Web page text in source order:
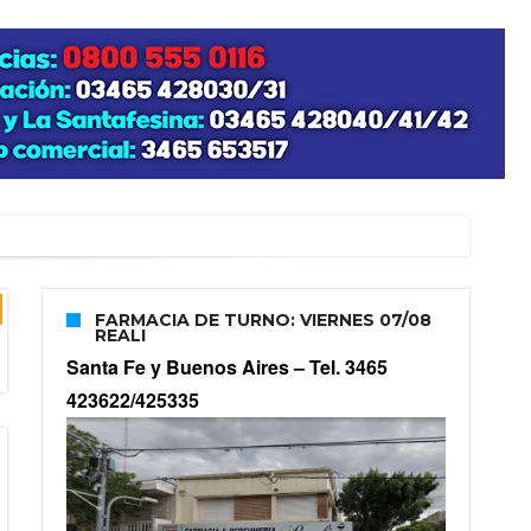
FARMACIA DE TURNO: VIERNES 07/08
REALI
Santa Fe y Buenos Aires –Tel. 3465
423622/425335